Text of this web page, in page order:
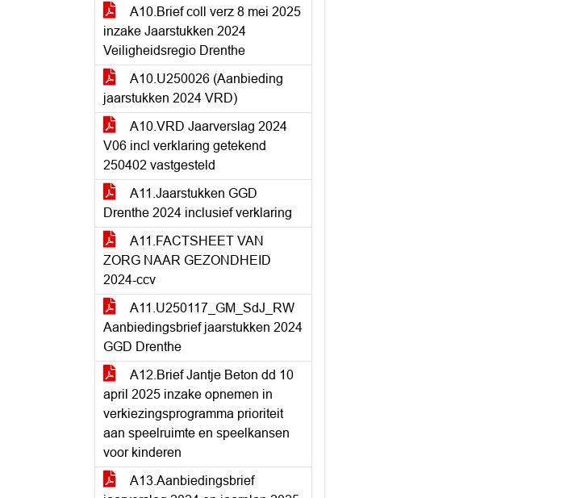
A10.Brief coll verz 8 mei 2025
inzake Jaarstukken 2024
Veiligheidsregio Drenthe
A10.U250026 (Aanbieding
jaarstukken 2024 VRD)
A10.VRD Jaarverslag 2024
V06 incl verklaring getekend
250402 vastgesteld
A11.Jaarstukken GGD
Drenthe 2024 inclusief verklaring
A11.FACTSHEET VAN
ZORG NAAR GEZONDHEID
2024-ccv
A11.U250117_GM_SdJ_RW
Aanbiedingsbrief jaarstukken 2024
GGD Drenthe
A12.Brief Jantje Beton dd 10
april 2025 inzake opnemen in
verkiezingsprogramma prioriteit
aan speelruimte en speelkansen
voor kinderen
A13.Aanbiedingsbrief